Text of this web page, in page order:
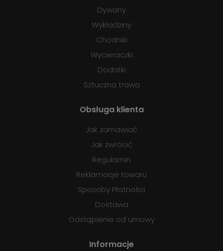
Dywany
Wykładziny
Chodniki
Wycieraczki
Dodatki
Sztuczna trawa
Obsługa klienta
Jak zamawiać
Jak zwrócić
Regulamin
Reklamacje towaru
Sposoby Płatności
Dostawa
Odstąpienie od umowy
Informacje